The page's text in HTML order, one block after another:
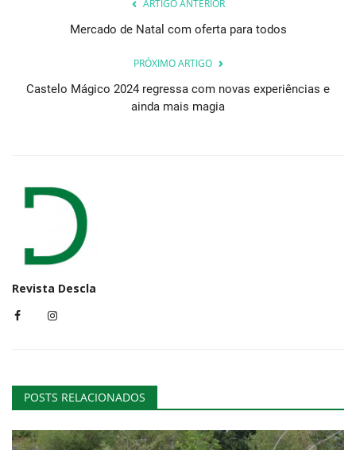
ARTIGO ANTERIOR
Mercado de Natal com oferta para todos
PRÓXIMO ARTIGO
Castelo Mágico 2024 regressa com novas experiências e
ainda mais magia
Revista Descla
POSTS RELACIONADOS